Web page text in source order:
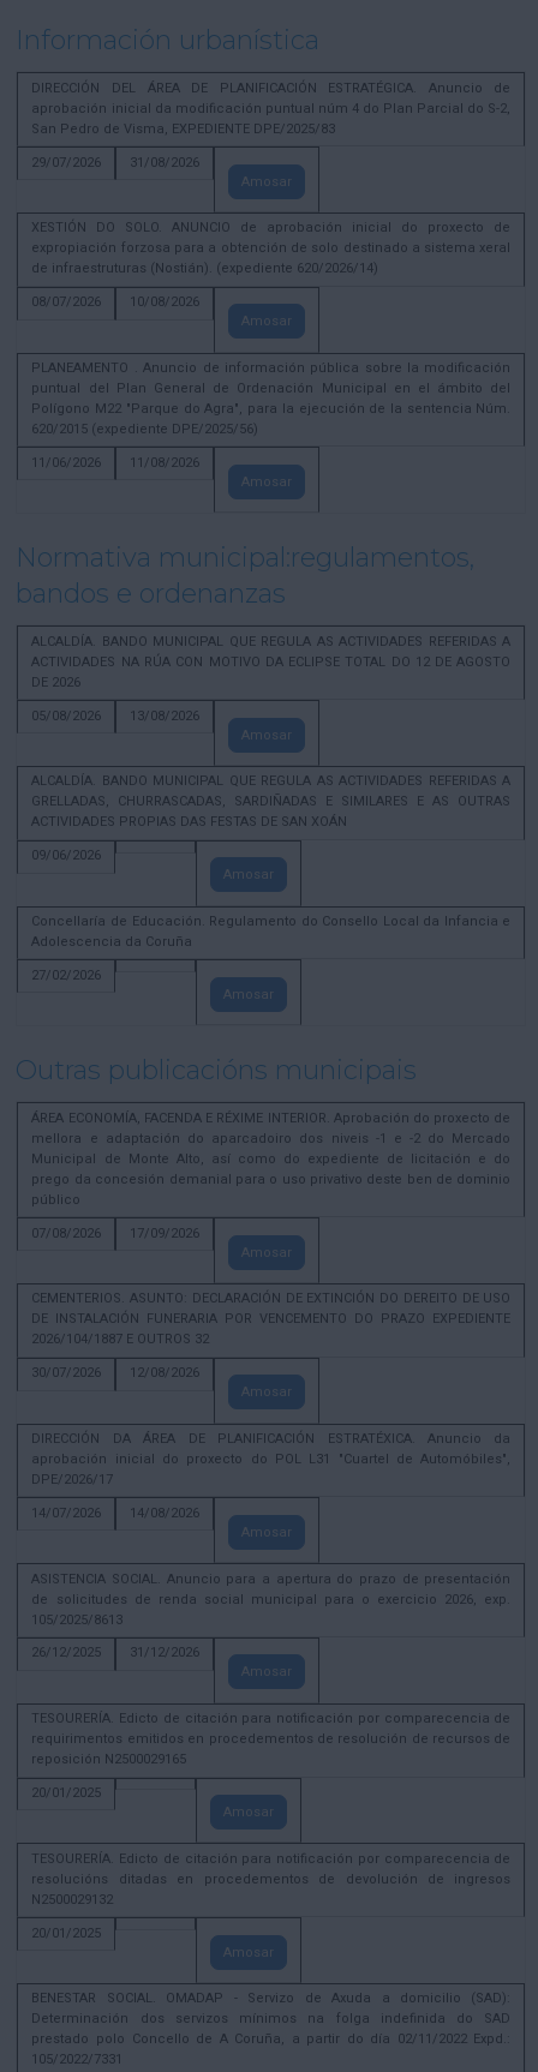
Información urbanística
DIRECCIÓN DEL ÁREA DE PLANIFICACIÓN ESTRATÉGICA. Anuncio de
aprobación inicial da modificación puntual núm 4 do Plan Parcial do S-2,
San Pedro de Visma, EXPEDIENTE DPE/2025/83
29/07/2026
31/08/2026
Amosar
XESTIÓN DO SOLO. ANUNCIO de aprobación inicial do proxecto de
expropiación forzosa para a obtención de solo destinado a sistema xeral
de infraestruturas (Nostián). (expediente 620/2026/14)
08/07/2026
10/08/2026
Amosar
PLANEAMENTO . Anuncio de información pública sobre la modificación
puntual del Plan General de Ordenación Municipal en el ámbito del
Polígono M22 "Parque do Agra", para la ejecución de la sentencia Núm.
620/2015 (expediente DPE/2025/56)
11/06/2026
11/08/2026
Amosar
Normativa municipal:regulamentos,
bandos e ordenanzas
ALCALDÍA. BANDO MUNICIPAL QUE REGULA AS ACTIVIDADES REFERIDAS A
ACTIVIDADES NA RÚA CON MOTIVO DA ECLIPSE TOTAL DO 12 DE AGOSTO
DE 2026
05/08/2026
13/08/2026
Amosar
ALCALDÍA. BANDO MUNICIPAL QUE REGULA AS ACTIVIDADES REFERIDAS A
GRELLADAS, CHURRASCADAS, SARDIÑADAS E SIMILARES E AS OUTRAS
ACTIVIDADES PROPIAS DAS FESTAS DE SAN XOÁN
09/06/2026
Amosar
Concellaría de Educación. Regulamento do Consello Local da Infancia e
Adolescencia da Coruña
27/02/2026
Amosar
Outras publicacións municipais
ÁREA ECONOMÍA, FACENDA E RÉXIME INTERIOR. Aprobación do proxecto de
mellora e adaptación do aparcadoiro dos niveis -1 e -2 do Mercado
Municipal de Monte Alto, así como do expediente de licitación e do
prego da concesión demanial para o uso privativo deste ben de dominio
público
07/08/2026
17/09/2026
Amosar
CEMENTERIOS. ASUNTO: DECLARACIÓN DE EXTINCIÓN DO DEREITO DE USO
DE INSTALACIÓN FUNERARIA POR VENCEMENTO DO PRAZO EXPEDIENTE
2026/104/1887 E OUTROS 32
30/07/2026
12/08/2026
Amosar
DIRECCIÓN DA ÁREA DE PLANIFICACIÓN ESTRATÉXICA. Anuncio da
aprobación inicial do proxecto do POL L31 "Cuartel de Automóbiles",
DPE/2026/17
14/07/2026
14/08/2026
Amosar
ASISTENCIA SOCIAL. Anuncio para a apertura do prazo de presentación
de solicitudes de renda social municipal para o exercicio 2026, exp.
105/2025/8613
26/12/2025
31/12/2026
Amosar
TESOURERÍA. Edicto de citación para notificación por comparecencia de
requirimentos emitidos en procedementos de resolución de recursos de
reposición N2500029165
20/01/2025
Amosar
TESOURERÍA. Edicto de citación para notificación por comparecencia de
resolucións ditadas en procedementos de devolución de ingresos
N2500029132
20/01/2025
Amosar
BENESTAR SOCIAL. OMADAP - Servizo de Axuda a domicilio (SAD):
Determinación dos servizos mínimos na folga indefinida do SAD
prestado polo Concello de A Coruña, a partir do día 02/11/2022 Expd.:
105/2022/7331